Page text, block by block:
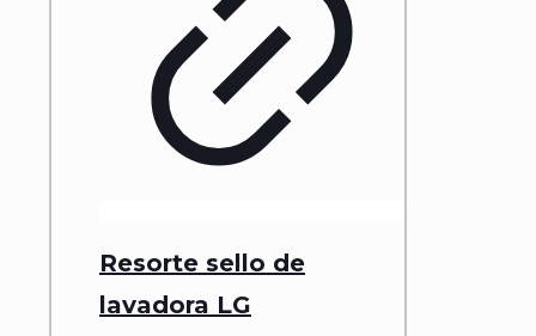
Resorte sello de
lavadora LG